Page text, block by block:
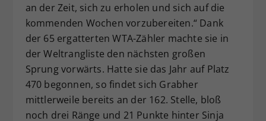
an der Zeit, sich zu erholen und sich auf die
kommenden Wochen vorzubereiten.“ Dank
der 65 ergatterten WTA-Zähler machte sie in
der Weltrangliste den nächsten großen
Sprung vorwärts. Hatte sie das Jahr auf Platz
470 begonnen, so findet sich Grabher
mittlerweile bereits an der 162. Stelle, bloß
noch drei Ränge und 21 Punkte hinter Sinja